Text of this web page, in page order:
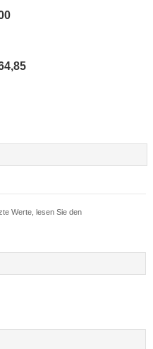
Werte, lesen Sie den